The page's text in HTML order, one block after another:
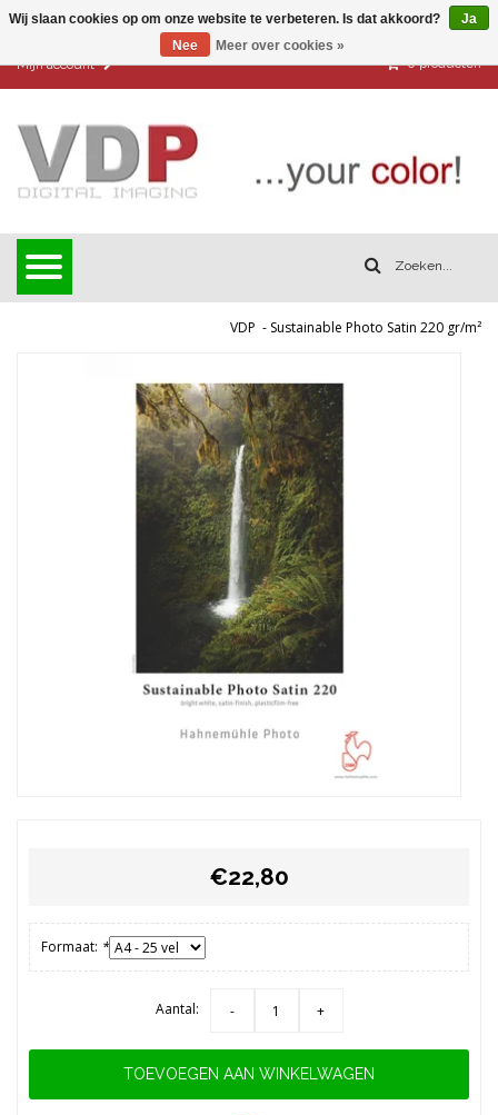
Mijn account 0 producten
VDP - Sustainable Photo Satin 220 gr/m²
€22,80
Formaat: *
Aantal: - +
TOEVOEGEN AAN WINKELWAGEN
Wij slaan cookies op om onze website te verbeteren. Is dat akkoord?
Ja
Nee
Meer over cookies »